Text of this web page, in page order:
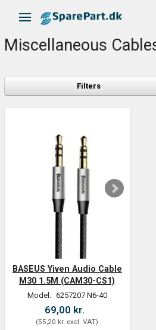
Toggle navigation
Miscellaneous
Filters
BASEUS Yiven Audio Cable
M30 1.5M (CAM30-CS1)
Model: 6257207 N6-40
69,00 kr.
(55,20 kr. excl. VAT)